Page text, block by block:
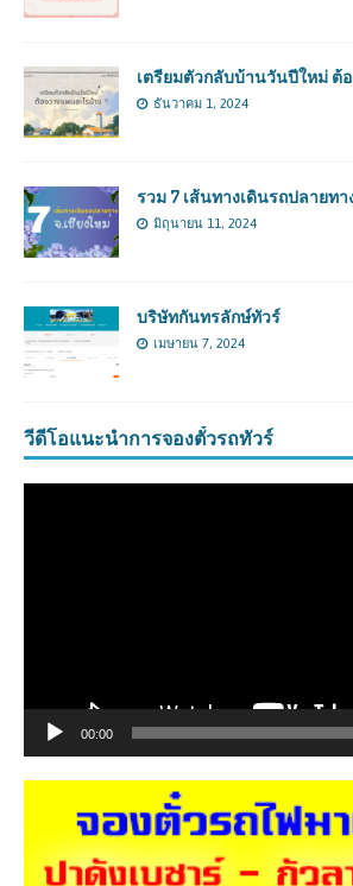
เตรียมตัวกลับบ้านวันปีใหม่ ต้อ
ธันวาคม 1, 2024
รวม 7 เส้นทางเดินรถปลายทา
มิถุนายน 11, 2024
บริษัทกันทรลักษ์ทัวร์
เมษายน 7, 2024
วีดีโอแนะนำการจองตั๋วรถทัวร์
00:00